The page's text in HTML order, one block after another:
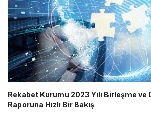
Rekabet Kurumu 2023 Yılı Birleşme
Raporuna Hızlı Bir Bakış